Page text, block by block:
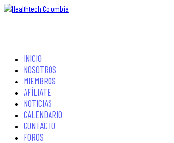
INICIO
NOSOTROS
MIEMBROS
AFÍLIATE
NOTICIAS
CALENDARIO
CONTACTO
FOROS